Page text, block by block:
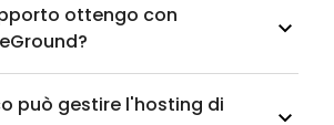
ottengo con
può gestire l'hosting di